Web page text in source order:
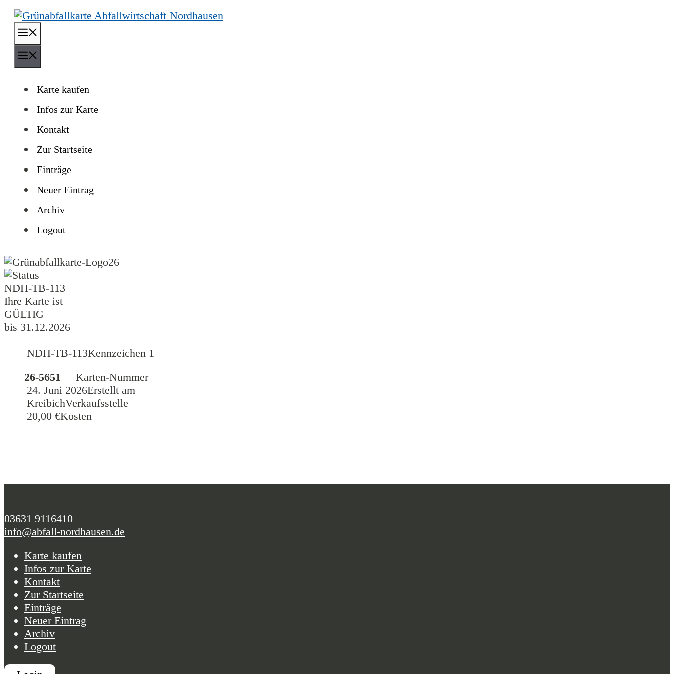
Zum
Inhalt
springen
Karte kaufen
Infos zur Karte
Kontakt
Zur Startseite
Einträge
Neuer Eintrag
Archiv
Logout
26
NDH-TB-113
Ihre Karte ist
GÜLTIG
bis 31.12.2026
NDH-TB-113Kennzeichen 1
26-5651
Karten-Nummer
24. Juni 2026Erstellt am
KreibichVerkaufsstelle
20,00 €Kosten
03631 9116410
info@abfall-nordhausen.de
Karte kaufen
Infos zur Karte
Kontakt
Zur Startseite
Einträge
Neuer Eintrag
Archiv
Logout